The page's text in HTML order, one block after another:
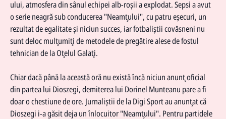
ului, atmosfera din sânul echipei alb-roşii a explodat. Sepsi a avut
o serie neagră sub conducerea "Neamţului", cu patru eşecuri, un
rezultat de egalitate şi niciun succes, iar fotbaliştii covăsneni nu
sunt deloc mulţumiţi de metodele de pregătire alese de fostul
tehnician de la Oţelul Galaţi.
Chiar dacă până la această oră nu există încă niciun anunţ oficial
din partea lui Dioszegi, demiterea lui Dorinel Munteanu pare a fi
doar o chestiune de ore. Jurnaliştii de laDigi Sportau anunţat că
Dioszegi i-a găsit deja un înlocuitor "Neamţului". Pentru partidele